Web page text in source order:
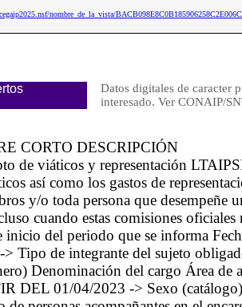
nombre_de_la_vista/
Datos digitales de caracter
interesado. Ver CONAIP/
CORTO DESCRIPCIÓN
de viáticos y representación
así como los gastos de
y/o toda persona que desempeñe
cuando estas comisiones
inicio del periodo que se informa
Tipo de integrante del sujeto
Denominación del cargo Área
DEL 01/04/2023 -> Sexo